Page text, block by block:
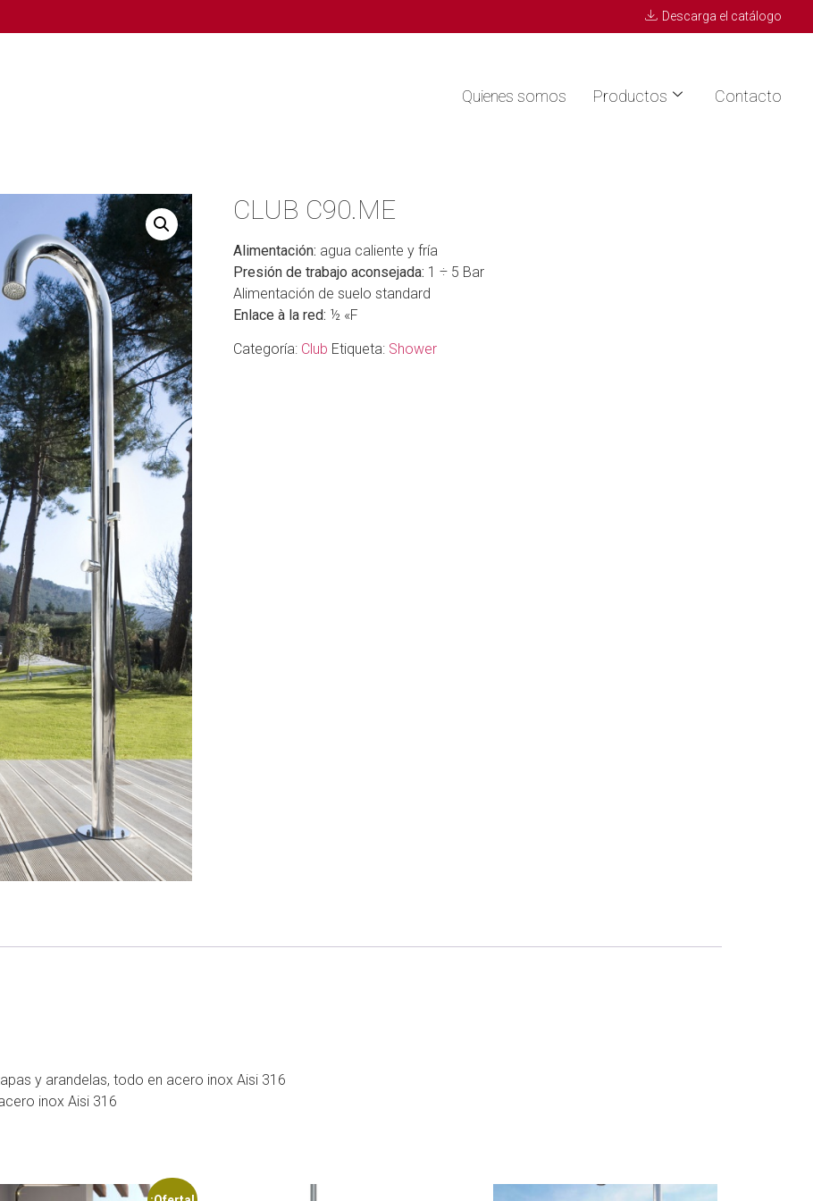
Descarga el catálogo
Quienes somos Productos Contacto
CLUB C90.ME
Alimentación: agua caliente y fría
Presión de trabajo aconsejada: 1 ÷ 5 Bar
Alimentación de suelo standard
Enlace à la red: ½ «F
Categoría: Club Etiqueta: Shower
y arandelas, todo en acero inox Aisi 316
inox Aisi 316